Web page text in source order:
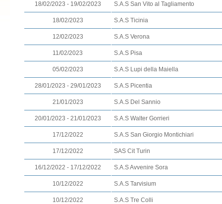
18/02/2023 - 19/02/2023 S.A.S San Vito al Tagliamento
18/02/2023 S.A.S Ticinia
12/02/2023 S.A.S Verona
11/02/2023 S.A.S Pisa
05/02/2023 S.A.S Lupi della Maiella
28/01/2023 - 29/01/2023 S.A.S Picentia
21/01/2023 S.A.S Del Sannio
20/01/2023 - 21/01/2023 S.A.S Walter Gorrieri
17/12/2022 S.A.S San Giorgio Montichiari
17/12/2022 SAS Cit Turin
16/12/2022 - 17/12/2022 S.A.S Avvenire Sora
10/12/2022 S.A.S Tarvisium
10/12/2022 S.A.S Tre Colli